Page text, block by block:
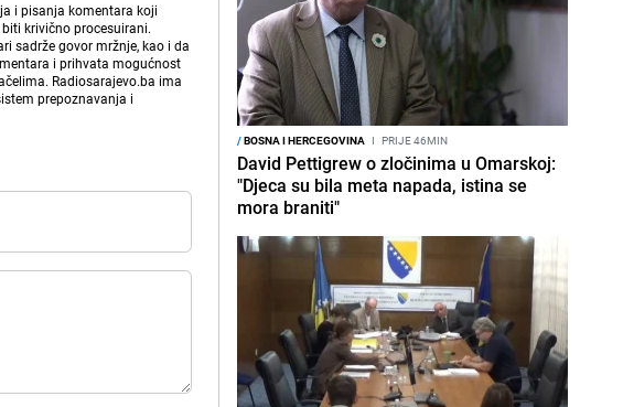
i pisanja komentara koji
krivično procesuirani.
sadrže govor mržnje, kao i da
i prihvata mogućnost
Radiosarajevo.ba ima
prepoznavanja i
/BOSNA I HERCEGOVINA I PRIJE 46MIN
David Pettigrew o zločinima u Omarskoj:
"Djeca su bila meta napada, istina se
mora braniti"